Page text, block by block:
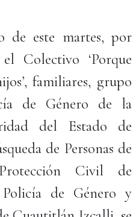
de este martes, por
Colectivo ‘Porque
familiares, grupo
de Género de la
del Estado de
de Personas de
Civil de
de Género y